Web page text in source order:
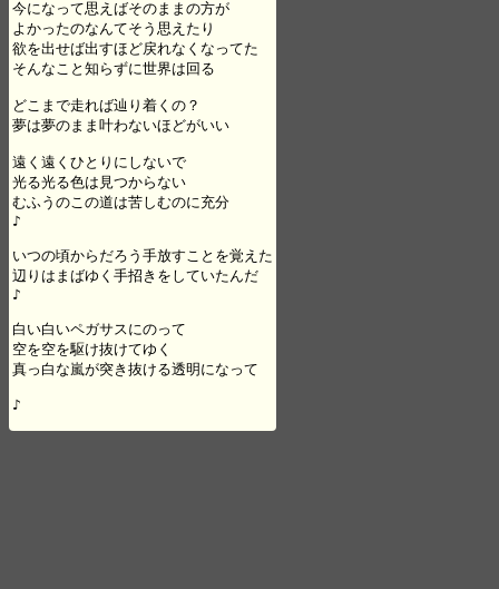
今になって思えばそのままの方が
よかったのなんてそう思えたり
欲を出せば出すほど戻れなくなってた
そんなこと知らずに世界は回る
どこまで走れば辿り着くの？
夢は夢のまま叶わないほどがいい
遠く遠くひとりにしないで
光る光る色は見つからない
むふうのこの道は苦しむのに充分
♪
いつの頃からだろう手放すことを覚えた
辺りはまばゆく手招きをしていたんだ
♪
白い白いペガサスにのって
空を空を駆け抜けてゆく
真っ白な嵐が突き抜ける透明になって
♪